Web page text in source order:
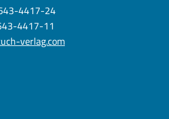
4417-24
4417-11
verlag.com